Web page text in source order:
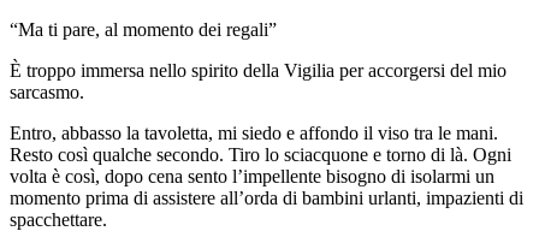
“Ma ti pare, al momento dei regali”
È troppo immersa nello spirito della Vigilia per accorgersi del mio
sarcasmo.
Entro, abbasso la tavoletta, mi siedo e affondo il viso tra le mani.
Resto così qualche secondo. Tiro lo sciacquone e torno di là. Ogni
volta è così, dopo cena sento l’impellente bisogno di isolarmi un
momento prima di assistere all’orda di bambini urlanti, impazienti di
spacchettare.